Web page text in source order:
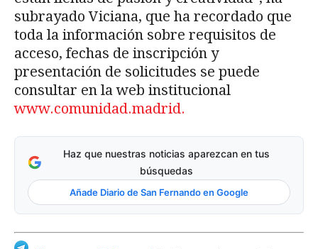
subrayado Viciana, que ha recordado que
toda la información sobre requisitos de
acceso, fechas de inscripción y
presentación de solicitudes se puede
consultar en la web institucional
www.comunidad.madrid.
Haz que nuestras noticias aparezcan en tus
búsquedas
Añade Diario de San Fernando en Google